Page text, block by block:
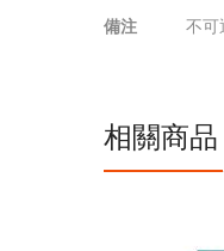
更
備注 不可
相關商品